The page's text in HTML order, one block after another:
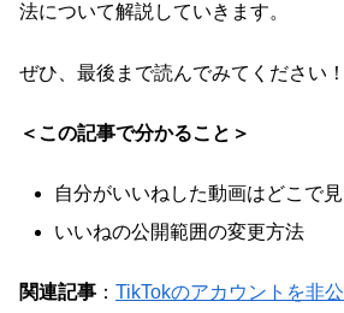
法について解説していきます。
ぜひ、最後まで読んでみてください！
＜この記事で分かること＞
自分がいいねした動画はどこで
いいねの公開範囲の変更方法
関連記事 ： TikTokのアカウントを非